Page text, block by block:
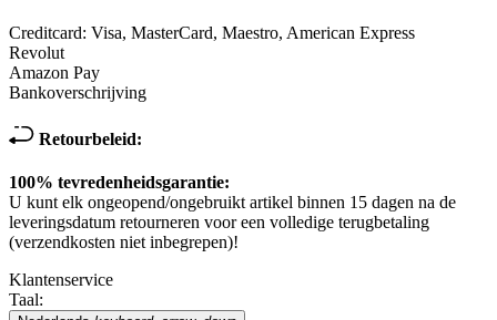
Creditcard: Visa, MasterCard, Maestro, American Express
Revolut
Amazon Pay
Bankoverschrijving
Retourbeleid:
100% tevredenheidsgarantie:
U kunt elk ongeopend/ongebruikt artikel binnen 15 dagen na de
leveringsdatum retourneren voor een volledige terugbetaling
(verzendkosten niet inbegrepen)!
Klantenservice
Taal: